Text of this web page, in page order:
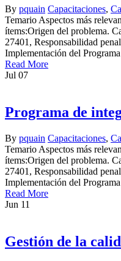
By pquain Capacitaciones,
Temario Aspectos más
ítems:Origen del problema.
27401, Responsabilidad
Implementación del
Read More
Jul 07
Programa de
By pquain Capacitaciones,
Temario Aspectos más
ítems:Origen del problema.
27401, Responsabilidad
Implementación del
Read More
Jun 11
Gestión de la